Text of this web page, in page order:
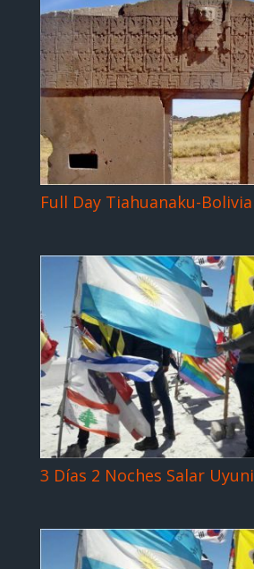
Full Day Tiahuanaku-Bolivia
3 Días 2 Noches Salar Uyuni